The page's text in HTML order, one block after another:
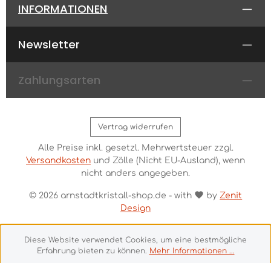
INFORMATIONEN
Newsletter
Zahlungsarten
Vertrag widerrufen
© 2026 arnstadtkristall-shop.de - with by Zenit
Design
Alle Preise inkl. gesetzl. Mehrwertsteuer zzgl.
Versandkosten und Zölle (Nicht EU-Ausland), wenn
nicht anders angegeben.
Diese Website verwendet Cookies, um eine bestmögliche
Erfahrung bieten zu können. Mehr Informationen ...